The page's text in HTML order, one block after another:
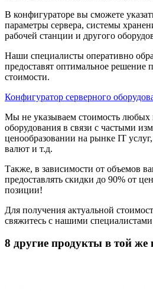
В конфигураторе вы сможете
параметры сервера, системы
рабочей станции и другого
Наши специалисты оперативно
предоставят оптимальное решение
стоимости.
Конфигуратор серверного
Мы не указываем стоимость любых
оборудования в связи с частыми
ценообразовании на рынке IT
валют и т.д.
Также, в зависимости от объемов
предоставлять скидки до 90% от
позиции!
Для получения актуальной
свяжитесь с нашими
8 другие продукты в той же